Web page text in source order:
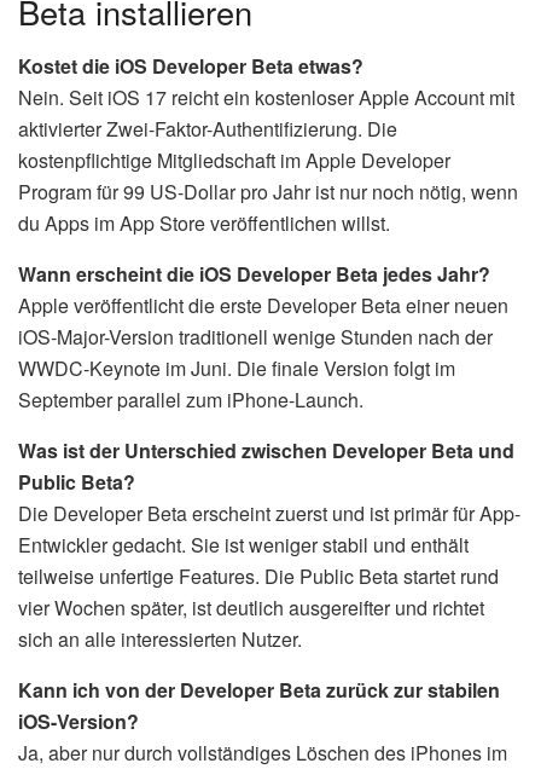
Beta installieren
Kostet die iOS Developer Beta etwas?
Nein. Seit iOS 17 reicht ein kostenloser Apple Account mit
aktivierter Zwei-Faktor-Authentifizierung. Die
kostenpflichtige Mitgliedschaft im Apple Developer
Program für 99 US-Dollar pro Jahr ist nur noch nötig, wenn
du Apps im App Store veröffentlichen willst.
Wann erscheint die iOS Developer Beta jedes Jahr?
Apple veröffentlicht die erste Developer Beta einer neuen
iOS-Major-Version traditionell wenige Stunden nach der
WWDC-Keynote im Juni. Die finale Version folgt im
September parallel zum iPhone-Launch.
Was ist der Unterschied zwischen Developer Beta und
Public Beta?
Die Developer Beta erscheint zuerst und ist primär für App-
Entwickler gedacht. Sie ist weniger stabil und enthält
teilweise unfertige Features. Die Public Beta startet rund
vier Wochen später, ist deutlich ausgereifter und richtet
sich an alle interessierten Nutzer.
Kann ich von der Developer Beta zurück zur stabilen
iOS-Version?
Ja, aber nur durch vollständiges Löschen des iPhones im